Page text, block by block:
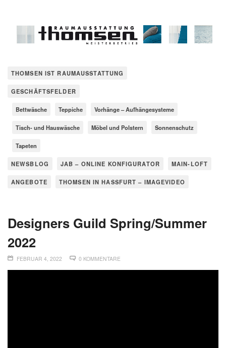
THOMSEN IST RAUMAUSSTATTUNG
GESCHÄFTSFELDER
Bettwäsche Teppiche Vorhänge – Aufhängesysteme
Tisch- und Hauswäsche Möbel und Polstern Sonnenschutz
Tapeten
NEWSBLOG JAB – ONLINE KONFIGURATOR MAIN-LOFT
ANGEBOTE THOMSEN IN HASSFURT – IMAGEVIDEO
Designers Guild Spring/Summer
2022
FEBRUAR 4, 2022 0 KOMMENTARE